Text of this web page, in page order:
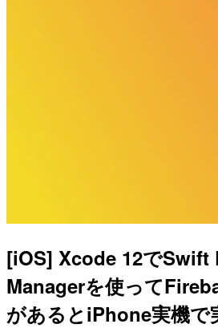
[iOS] Xcode 12でSwift
Managerを使って
があるとiPhone実機で